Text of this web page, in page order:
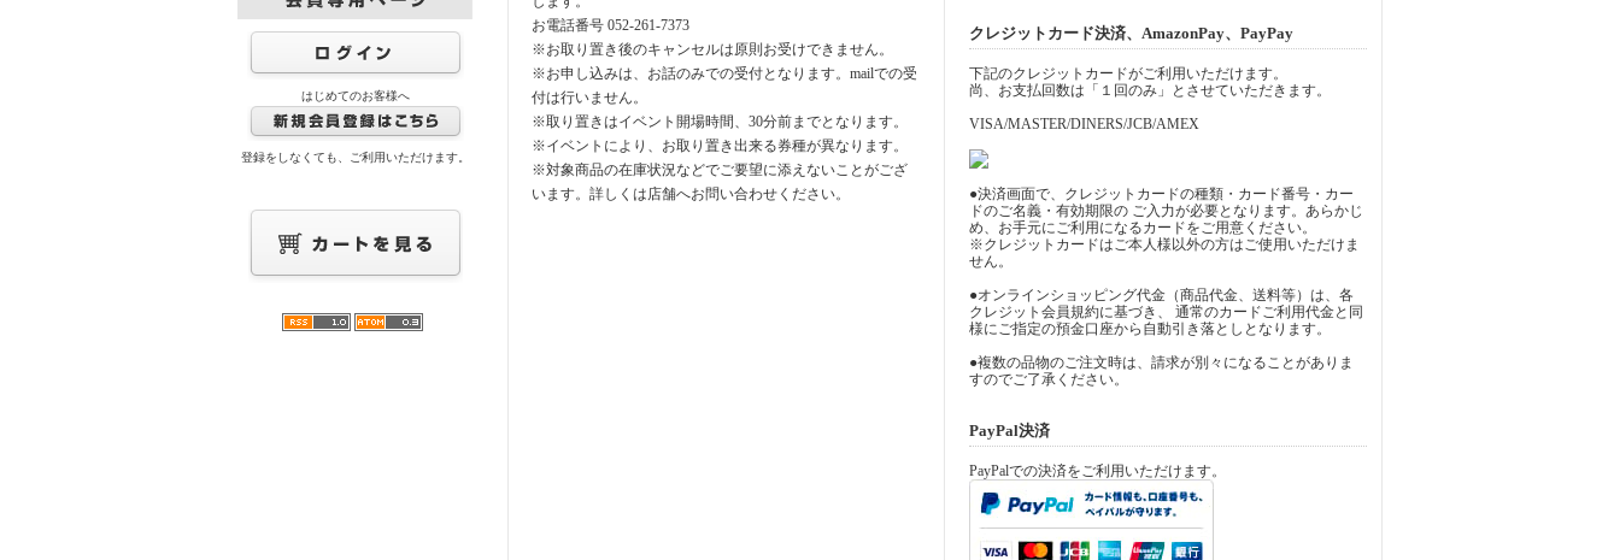
はじめてのお客様へ
登録をしなくても、ご利用いただけます。
お電話番号 052-261-7373
※お取り置き後のキャンセルは原則お受けできません。
※お申し込みは、お話のみでの受付となります。mailでの受
付は行いません。
※取り置きはイベント開場時間、30分前までとなります。
※イベントにより、お取り置き出来る券種が異なります。
※対象商品の在庫状況などでご要望に添えないことがござ
います。詳しくは店舗へお問い合わせください。
クレジットカード決済、AmazonPay、PayPay
下記のクレジットカードがご利用いただけます。
尚、お支払回数は「１回のみ」とさせていただきます。
VISA/MASTER/DINERS/JCB/AMEX
●決済画面で、クレジットカードの種類・カード番号・カー
ドのご名義・有効期限の ご入力が必要となります。あらかじ
め、お手元にご利用になるカードをご用意ください。
※クレジットカードはご本人様以外の方はご使用いただけま
せん。
●オンラインショッピング代金（商品代金、送料等）は、各
クレジット会員規約に基づき、 通常のカードご利用代金と同
様にご指定の預金口座から自動引き落としとなります。
●複数の品物のご注文時は、請求が別々になることがありま
すのでご了承ください。
PayPal決済
PayPalでの決済をご利用いただけます。